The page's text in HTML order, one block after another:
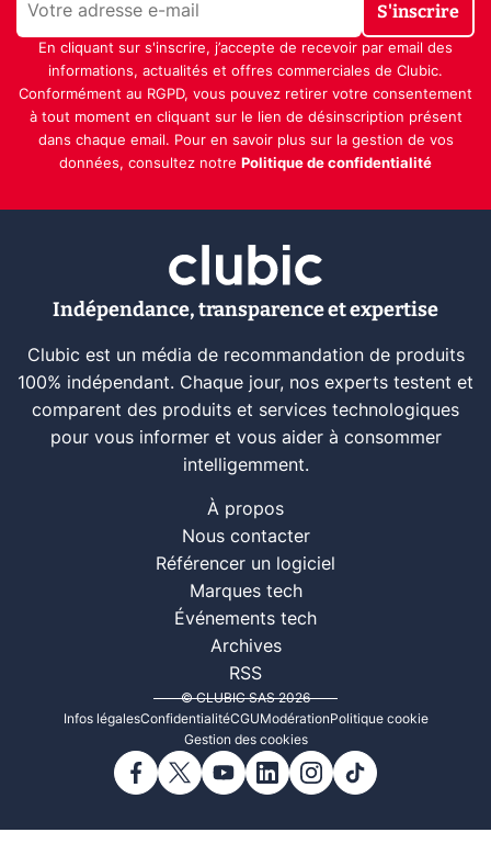
S'inscrire
En cliquant sur s'inscrire, j’accepte de recevoir par email des
informations, actualités et offres commerciales de Clubic.
Conformément au RGPD, vous pouvez retirer votre consentement
à tout moment en cliquant sur le lien de désinscription présent
dans chaque email. Pour en savoir plus sur la gestion de vos
données, consultez notre Politique de confidentialité
Indépendance, transparence et expertise
Clubic est un média de recommandation de produits
100% indépendant. Chaque jour, nos experts testent et
comparent des produits et services technologiques
pour vous informer et vous aider à consommer
intelligemment.
À propos
Nous contacter
Référencer un logiciel
Marques tech
Événements tech
Archives
RSS
© CLUBIC SAS 2026
Infos légalesConfidentialitéCGUModérationPolitique cookie
Gestion des cookies